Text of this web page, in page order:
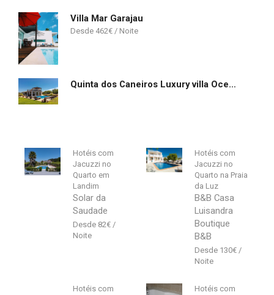
Villa Mar Garajau
462€
Quinta dos Caneiros Luxury villa Ocean views walk to beach
Hotéis com
Jacuzzi no
Quarto em
Landim
Solar da
Saudade
82€
Hotéis com
Jacuzzi no
Quarto na Praia
da Luz
B&B Casa
Luisandra
Boutique
B&B
130€
Hotéis com
Hotéis com